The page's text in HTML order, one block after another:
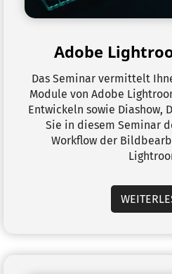
Adobe
Das Seminar vermittelt
Module von Adobe
Entwickeln sowie Diashow,
Sie in diesem Seminar
Workflow der